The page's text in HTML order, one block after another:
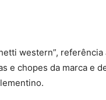
western”,
e chopes da marca e